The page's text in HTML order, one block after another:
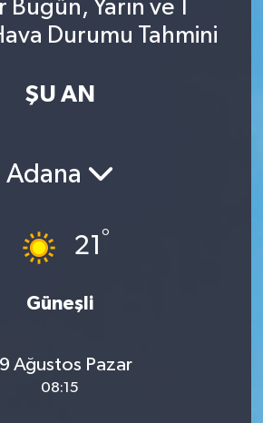
Bugün, Yarın ve 1
Durumu Tahmini
ŞU AN
Adana
21°
Güneşli
Ağustos Pazar
08:15